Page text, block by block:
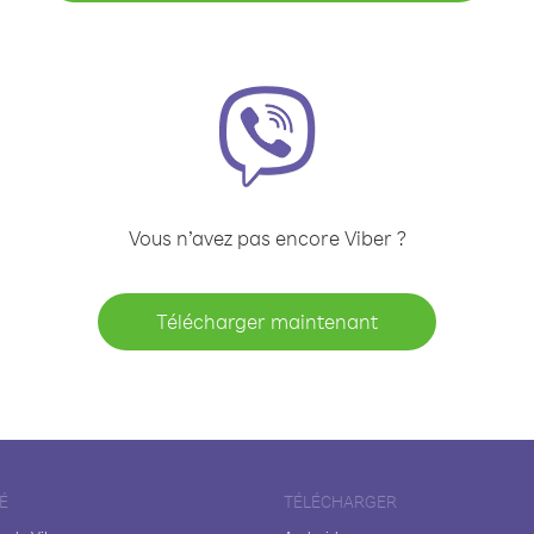
Vous n’avez pas encore Viber ?
Télécharger maintenant
TÉLÉCHARGER